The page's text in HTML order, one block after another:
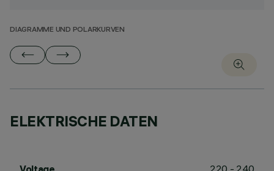
DIAGRAMME UND POLARKURVEN
ELEKTRISCHE DATEN
220 - 240